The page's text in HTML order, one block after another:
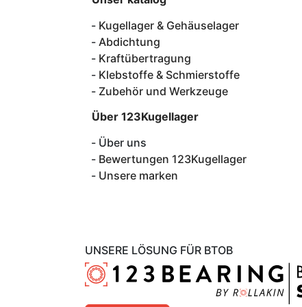
UNSERE LÖSUNG FÜR BTOB
Kugellager & Gehäuselager
Abdichtung
Kraftübertragung
Klebstoffe & Schmierstoffe
Zubehör und Werkzeuge
Über 123Kugellager
Über uns
Bewertungen 123Kugellager
Unsere marken